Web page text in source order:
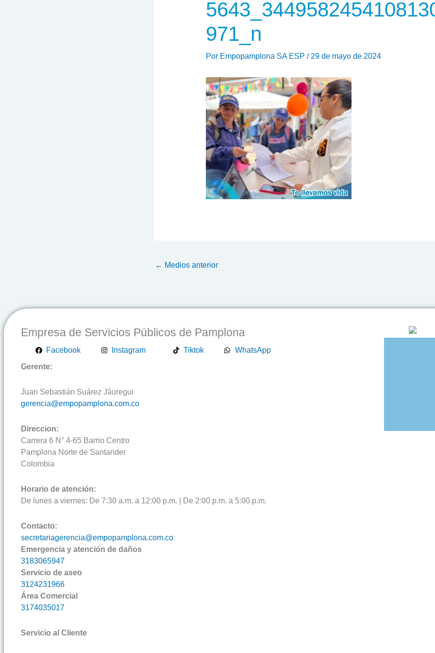
971_n
Por Empopamplona SA ESP / 29 de mayo de 2024
← Medios anterior
Empresa de Servicios Públicos de Pamplona
Facebook Instagram Tiktok
WhatsApp
Gerente:
Juan Sebastián Suárez Jáuregui
gerencia@empopamplona.com.co
Direccion:
Carrera 6 N° 4-65 Barrio Centro
Pamplona Norte de Santander
Colombia
Horario de atención:
De lunes a viernes: De 7:30 a.m. a 12:00 p.m. | De 2:00 p.m. a 5:00 p.m.
Contacto:
secretariagerencia@empopamplona.com.co
Emergencia y atención de daños
3183065947
Servicio de aseo
3124231966
Área Comercial
3174035017
Servicio al Cliente